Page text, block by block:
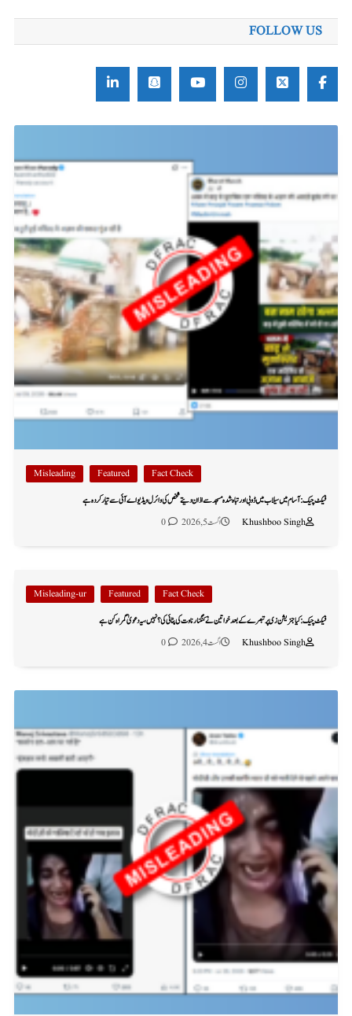
FOLLOW US
Fact Check
Featured
Misleading
فیکٹ چیک: آسام میں سیلاب میں ڈوبی اور تباہ شدہ مسجد سے اذان دیتے شخص کی وائرل ویڈیو اے آئی سے تیار کردہ ہے
Khushboo Singh
اگست 5, 2026 0
Fact Check
Featured
Misleading-ur
فیکٹ چیک: کیا جنریشن زی پر تبصرے کے بعد خواتین نے کنگنا رناوت کی پٹائی کی؟ نہیں، یہ دعویٰ گمراہ کن ہے
Khushboo Singh
اگست 4, 2026 0